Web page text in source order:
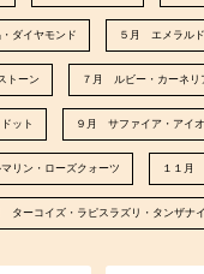
ダイヤモンド ５月 エメラル
トーン ７月 ルビー・カーネリ
ット ９月 サファイア・アイ
リン・ローズクォーツ １１月
ターコイズ・ラピスラズリ・タンザナ